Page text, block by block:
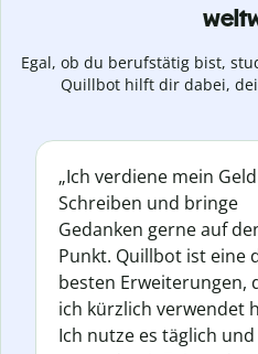
Egal, ob du berufstätig bist,
Quillbot hilft dir dabei,
„Ich verdiene mein
Schreiben und bringe
Gedanken gerne auf
Punkt. Quillbot ist eine
besten Erweiterungen,
ich kürzlich verwendet
Ich nutze es täglich und